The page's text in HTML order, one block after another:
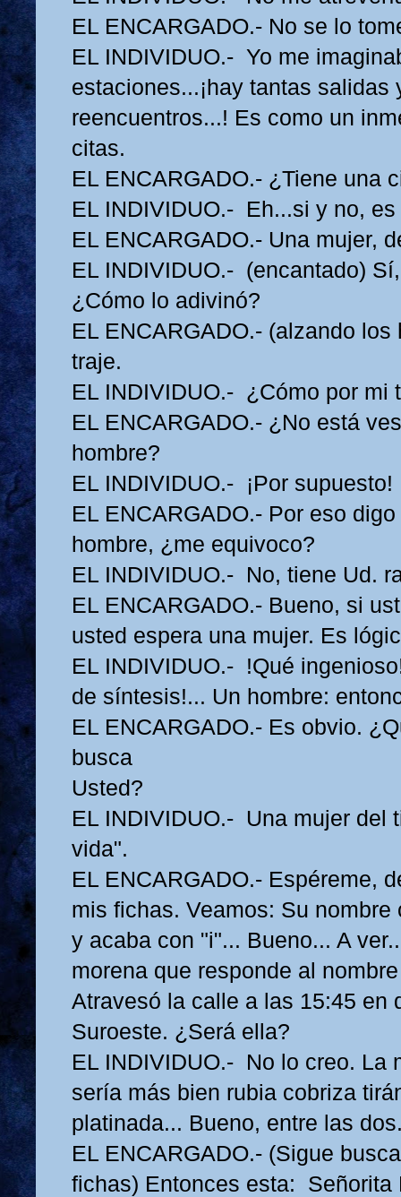
EL ENCARGADO.- No se lo
EL INDIVIDUO.- Yo me
estaciones...¡hay tantas salidas
reencuentros...! Es como un
citas.
EL ENCARGADO.- ¿Tiene una
EL INDIVIDUO.- Eh...si y no, es
EL ENCARGADO.- Una mujer,
EL INDIVIDUO.- (encantado)
¿Cómo lo adivinó?
EL ENCARGADO.- (alzando los
traje.
EL INDIVIDUO.- ¿Cómo por mi
EL ENCARGADO.- ¿No está
hombre?
EL INDIVIDUO.- ¡Por supuesto!
EL ENCARGADO.- Por eso
hombre, ¿me equivoco?
EL INDIVIDUO.- No, tiene Ud.
EL ENCARGADO.- Bueno, si
usted espera una mujer. Es
EL INDIVIDUO.- !Qué
de síntesis!... Un hombre:
EL ENCARGADO.- Es obvio.
busca
Usted?
EL INDIVIDUO.- Una mujer del
vida".
EL ENCARGADO.- Espéreme,
mis fichas. Veamos: Su nombre
y acaba con "i"... Bueno... A
morena que responde al
Atravesó la calle a las 15:45 en
Suroeste. ¿Será ella?
EL INDIVIDUO.- No lo creo. La
sería más bien rubia cobriza
platinada... Bueno, entre las
EL ENCARGADO.- (Sigue
fichas) Entonces esta: Señorita